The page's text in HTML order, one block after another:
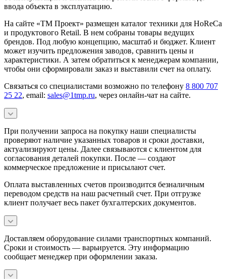
ввода объекта в эксплуатацию.
На сайте «ТМ Проект» размещен каталог техники для HoReCa
и продуктового Retail. В нем собраны товары ведущих
брендов. Под любую концепцию, масштаб и бюджет. Клиент
может изучить предложения заводов, сравнить цены и
характеристики. А затем обратиться к менеджерам компании,
чтобы они сформировали заказ и выставили счет на оплату.
Связаться со специалистами возможно по телефону 8 800 707
25 22, email: sales@1tmp.ru, через онлайн-чат на сайте.
При получении запроса на покупку наши специалисты
проверяют наличие указанных товаров и сроки доставки,
актуализируют цены. Далее связываются с клиентом для
согласования деталей покупки. После — создают
коммерческое предложение и присылают счет.
Оплата выставленных счетов производится безналичным
переводом средств на наш расчетный счет. При отгрузке
клиент получает весь пакет бухгалтерских документов.
Доставляем оборудование силами транспортных компаний.
Сроки и стоимость — варьируется. Эту информацию
сообщает менеджер при оформлении заказа.